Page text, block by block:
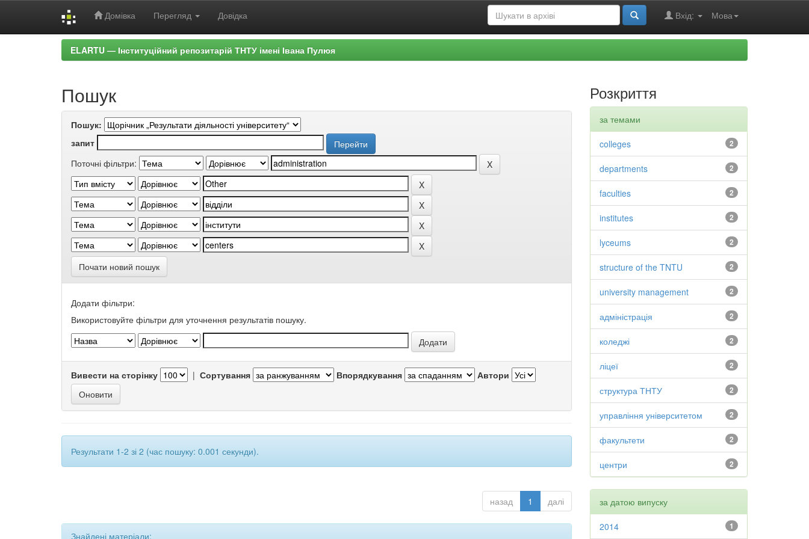
Домівка Перегляд Довідка Мова
Вхід:
ELARTU — Інституційний репозитарій ТНТУ імені Івана Пулюя
Пошук
Пошук:
запит
Поточні фільтри:
Почати новий пошук
Додати фільтри:
Використовуйте фільтри для уточнення результатів пошуку.
Вивести на сторінку | Сортування Впорядкування Автори
Результати 1-2 зі 2 (час пошуку: 0.001 секунди).
назад 1 далі
Знайдені матеріали:
Розкриття
за темами
2
colleges
2
departments
2
faculties
2
institutes
2
lyceums
2
structure of the TNTU
2
university management
2
адміністрація
2
коледжі
2
ліцеї
2
структура ТНТУ
2
управління університетом
2
факультети
2
центри
за датою випуску
1
2014